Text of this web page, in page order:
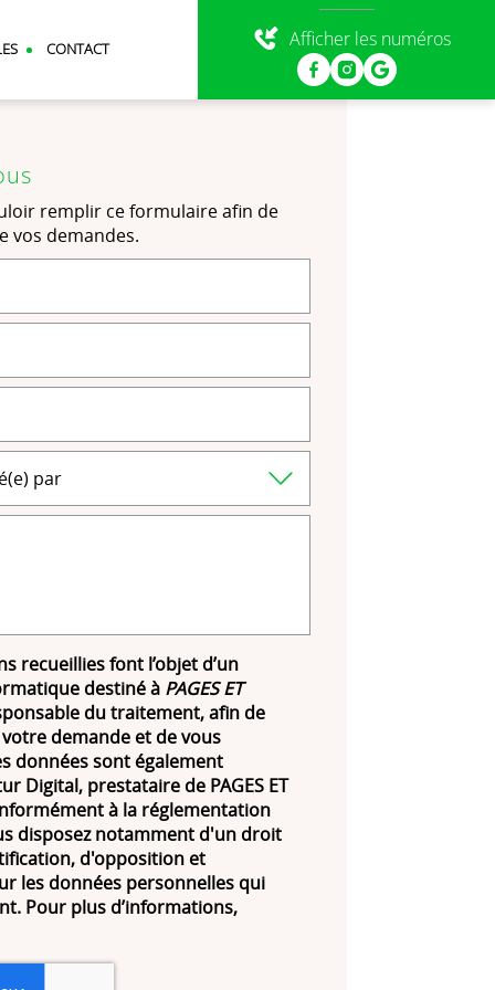
CONTACT Afficher les numéros
remplir ce formulaire afin de
vos demandes.
recueillies font l’objet d’un
destiné àPAGES ET
du traitement, afin de
demande et de vous
données sont également
Digital, prestataire de PAGES ET
à la réglementation
disposez notamment d'un droit
d'opposition et
les données personnelles qui
Pour plus d’informations,